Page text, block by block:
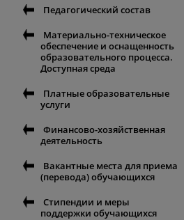
Педагогический состав
Материально-техническое
обеспечение и оснащенность
образовательного процесса.
Доступная среда
Платные образовательные
услуги
Финансово-хозяйственная
деятельность
Вакантные места для приема
(перевода) обучающихся
Стипендии и меры
поддержки обучающихся